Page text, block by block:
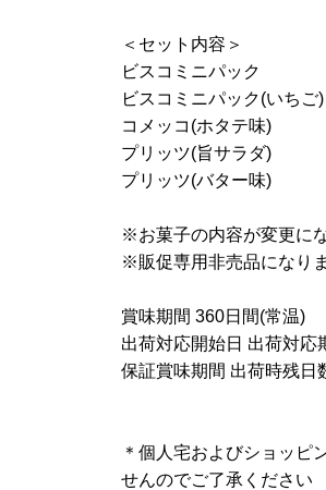
＜セット内容＞
ビスコミニパック
ビスコミニパック(いちご)
コメッコ(ホタテ味)
プリッツ(旨サラダ)
プリッツ(バター味)
※お菓子の内容が変更に
※販促専用非売品になり
賞味期間 360日間(常温)
出荷対応開始日 出荷対応
保証賞味期間 出荷時残日
＊個人宅およびショッピ
せんのでご了承ください